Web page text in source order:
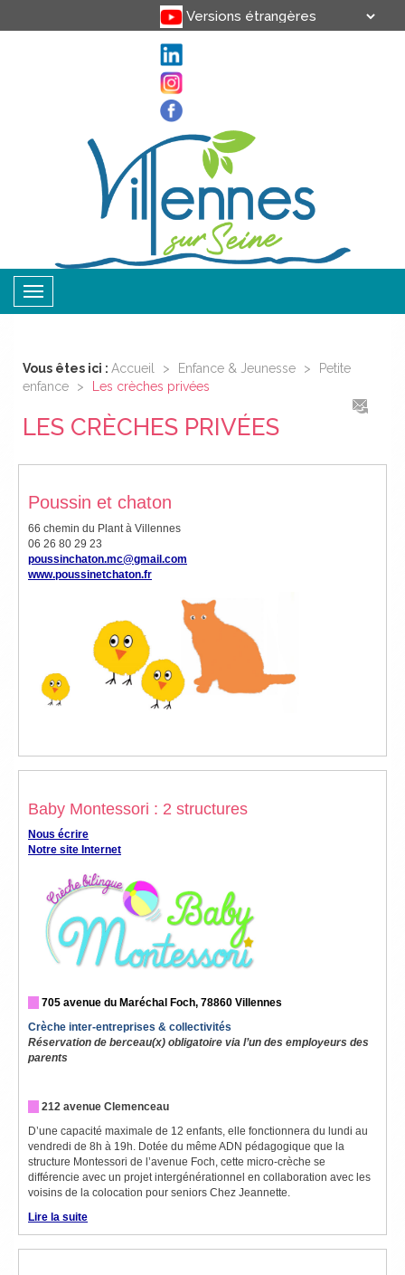
Toggle
navigation
Vous êtes ici : Accueil > Enfance & Jeunesse >
Petite
enfance
> Les crèches privées
LES CRÈCHES PRIVÉES
Poussin et chaton
66 chemin du Plant à Villennes
06 26 80 29 23
poussinchaton.mc@gmail.com
www.poussinetchaton.fr
Baby Montessori : 2 structures
Nous écrire
Notre site Internet
705 avenue du Maréchal Foch, 78860 Villennes
Crèche inter-entreprises & collectivités
Réservation de berceau(x) obligatoire via l’un des employeurs des
parents
212 avenue Clemenceau
D’une capacité maximale de 12 enfants, elle fonctionnera du lundi au
vendredi de 8h à 19h. Dotée du même ADN pédagogique que la
structure Montessori de l’avenue Foch, cette micro-crèche se
différencie avec un projet intergénérationnel en collaboration avec les
voisins de la colocation pour seniors Chez Jeannette.
Lire la suite